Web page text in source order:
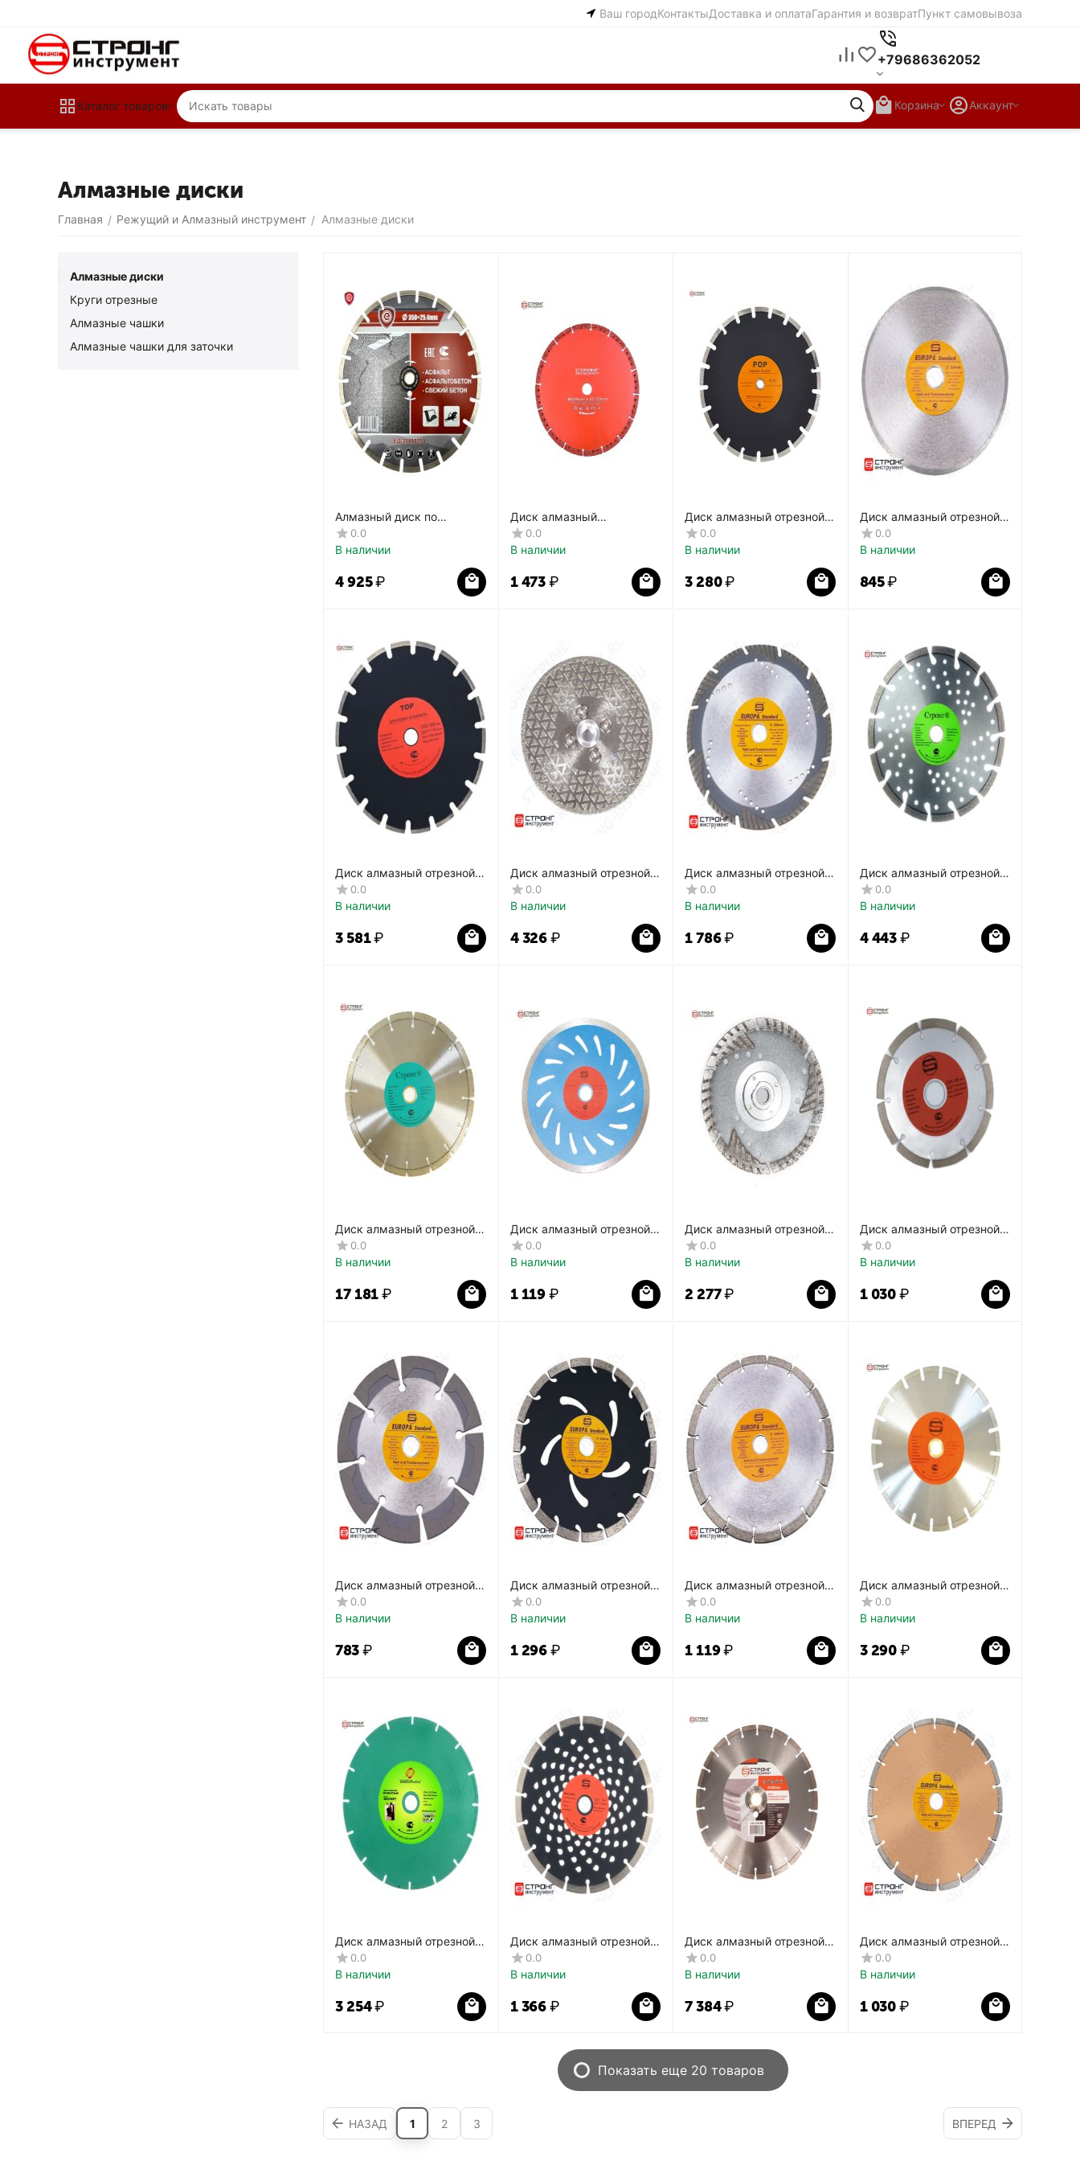
Ваш городКонтактыДоставка и оплатаГарантия и возвратПункт самовывоза
+79686362052
Каталог товаров Корзина Аккаунт
Алмазные диски
Главная / Режущий и Алмазный инструмент / Алмазные диски
Алмазный диск по
асфальту 350/25.4
ЕД-20400350
0.0
В наличии
4 925₽
Диск алмазный
вакуумного спекания
СТД-195
0.0
В наличии
1 473₽
Диск алмазный отрезной
POP СТД-191
0.0
В наличии
3 280₽
Диск алмазный отрезной
Standart СТД-125
0.0
В наличии
‍845‍₽
Диск алмазный отрезной
TOP СТД-184
0.0
В наличии
3 581₽
Диск алмазный отрезной
гальванический СТД-194
0.0
В наличии
4 326₽
Диск алмазный отрезной
глубокорез Турбо-Сегмент
СТД-137
0.0
В наличии
1 786₽
Диск алмазный отрезной
лазерная пайка
перфорированный
СТД-123
0.0
В наличии
4 443₽
Диск алмазный отрезной
лазерная пайка СТД-181
0.0
В наличии
17 181₽
Диск алмазный отрезной
перфорированный Pro
СТД-174
0.0
В наличии
1 119₽
Диск алмазный отрезной
по камню Турбо М14
СТД-187
0.0
В наличии
2 277₽
Диск алмазный отрезной
Сегмент Economy СТД-178
0.0
В наличии
1 030₽
Диск алмазный отрезной
Сегмент Master СТД-117
0.0
В наличии
‍783‍₽
Диск алмазный отрезной
Сегмент Master СТД-118
0.0
В наличии
1 296₽
Диск алмазный отрезной
Сегмент Pro СТД-116
0.0
В наличии
1 119₽
Диск алмазный отрезной
Сегмент U Pro СТД-180
0.0
В наличии
3 290₽
Диск алмазный отрезной
Сегмент вакуумного
спекания СТД-177
0.0
В наличии
3 254₽
Диск алмазный отрезной
Сегмент
перфорированный Master
СТД-119
0.0
В наличии
1 366₽
Диск алмазный отрезной
Сегмент СТД-112
0.0
В наличии
7 384₽
Диск алмазный отрезной
Сегмент, сухой и мокрый
рез СТД-114
0.0
В наличии
1 030₽
Показать еще 20 товаров
НАЗАД 1 2 3 ВПЕРЕД
Алмазные диски
Круги отрезные
Алмазные чашки
Алмазные чашки для заточки